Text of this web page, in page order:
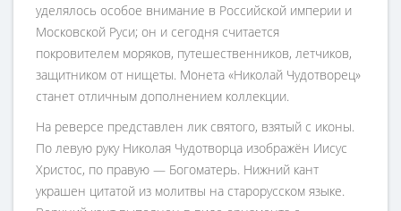
уделялось особое внимание в Российской империи и
Московской Руси; он и сегодня считается
покровителем моряков, путешественников, летчиков,
защитником от нищеты. Монета «Николай Чудотворец»
станет отличным дополнением коллекции.
На реверсе представлен лик святого, взятый с иконы.
По левую руку Николая Чудотворца изображён Иисус
Христос, по правую — Богоматерь. Нижний кант
украшен цитатой из молитвы на старорусском языке.